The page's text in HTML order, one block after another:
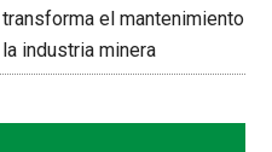
el mantenimiento
industria minera